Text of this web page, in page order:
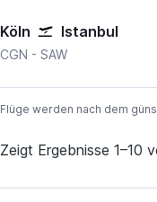
Köln Istanbul
CGN Köln Bonn
- SAW
Flüge werden nach dem
Zeigt Ergebnisse 1–10